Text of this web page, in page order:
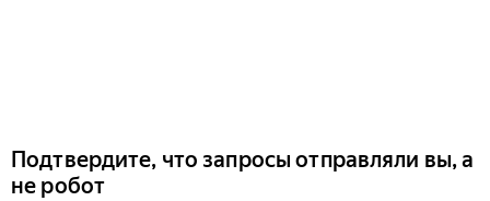
Подтвердите, что запросы отправляли вы, а
не робот